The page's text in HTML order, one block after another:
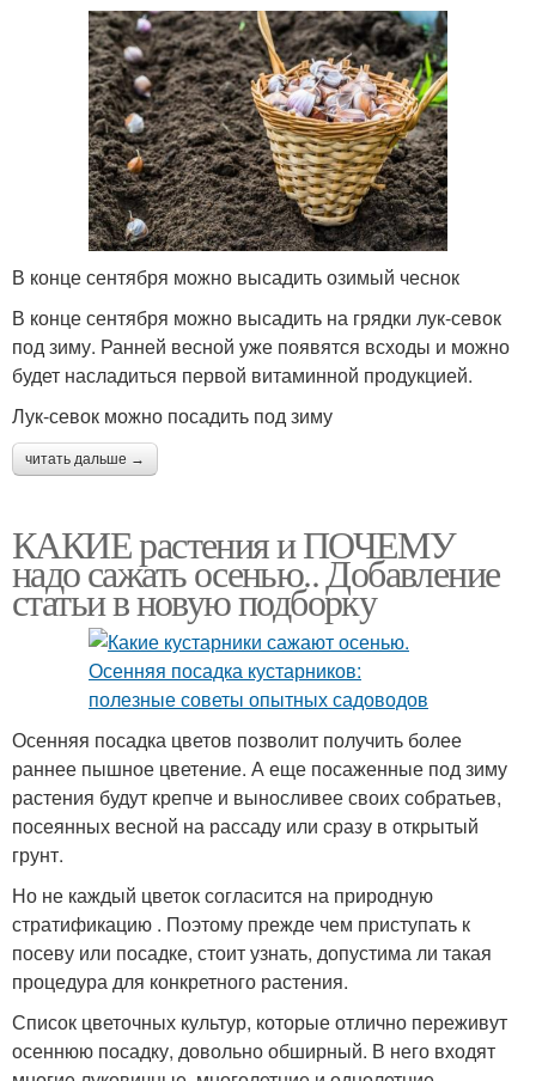
В конце сентября можно высадить озимый чеснок
В конце сентября можно высадить на грядки лук-севок
под зиму. Ранней весной уже появятся всходы и можно
будет насладиться первой витаминной продукцией.
Лук-севок можно посадить под зиму
читать дальше →
КАКИЕ растения и ПОЧЕМУ
надо сажать осенью.. Добавление
статьи в новую подборку
Осенняя посадка цветов позволит получить более
раннее пышное цветение. А еще посаженные под зиму
растения будут крепче и выносливее своих собратьев,
посеянных весной на рассаду или сразу в открытый
грунт.
Но не каждый цветок согласится на природную
стратификацию . Поэтому прежде чем приступать к
посеву или посадке, стоит узнать, допустима ли такая
процедура для конкретного растения.
Список цветочных культур, которые отлично переживут
осеннюю посадку, довольно обширный. В него входят